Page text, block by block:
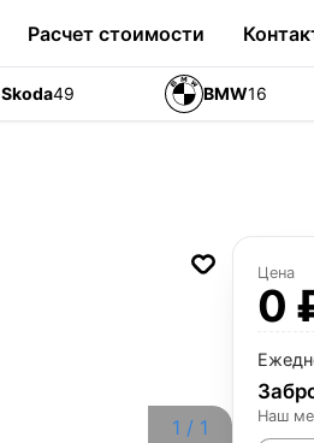
Расчет стоимости
Skoda49 BMW16
1 / 1
Цена
0
Наш